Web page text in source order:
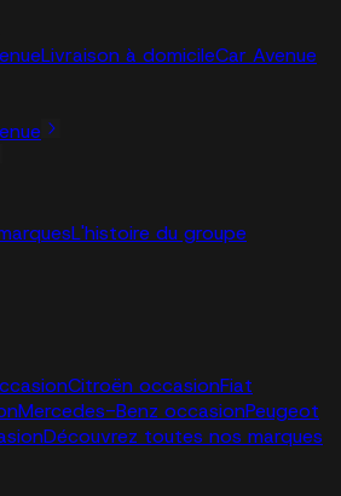
Livraison à domicileCar Avenue
L'histoire du groupe
Citroën occasionFiat
Mercedes-Benz occasionPeugeot
Découvrez toutes nos marques